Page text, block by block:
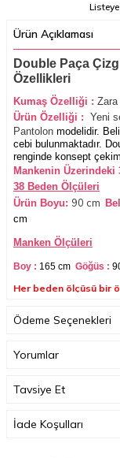
Ürün Açıklaması
Double Paça
Özellikleri
Kumaş Özelliği :
Ürün Özelliği : Yeni
Pantolon modelidir.
cebi bulunmaktadır.
renginde konsept
Mankenin Üzerindeki
38 Beden Ölçüleri
Ürün Boyu: 90 cm
cm
Manken Ölçüleri
Boy : 165 cm Göğüs :
Her beden ölçüsü bir
Ödeme Seçenekleri
Yorumlar
Tavsiye Et
İade Koşulları